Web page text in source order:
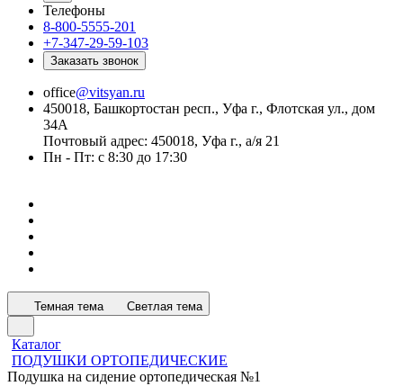
Телефоны
8-800-5555-201
+7-347-29-59-103
Заказать звонок
office@vitsyan.ru
450018, Башкортостан респ., Уфа г., Флотская ул., дом
34А
Почтовый адрес: 450018, Уфа г., а/я 21
Пн - Пт: с 8:30 до 17:30
Темная тема Светлая тема
Каталог
ПОДУШКИ ОРТОПЕДИЧЕСКИЕ
Подушка на сидение ортопедическая №1